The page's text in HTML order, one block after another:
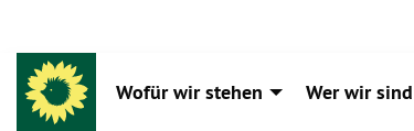
Wofür wir stehen Wer wir sind